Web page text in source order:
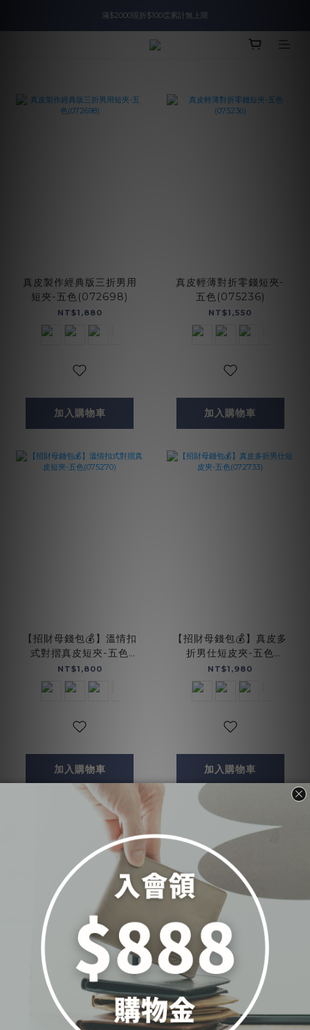
入會即領$888購物金🙌
滿$2000現折$100👏累計無上限
入會即領$888購物金🙌
真皮製作經典版三折男用
短夾-五色(072698)
NT$1,880
加入購物車
真皮輕薄對折零錢短夾-
五色(075236)
NT$1,550
加入購物車
【招財母錢包💰】溫情扣
式對摺真皮短夾-五色
(075270)
NT$1,800
加入購物車
【招財母錢包💰】真皮多
折男仕短皮夾-五色
(072733)
NT$1,980
加入購物車
3 4
此分類沒有商品